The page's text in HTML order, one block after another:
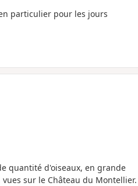
particulier pour les jours
quantité d'oiseaux, en grande
sur le Château du Montellier.